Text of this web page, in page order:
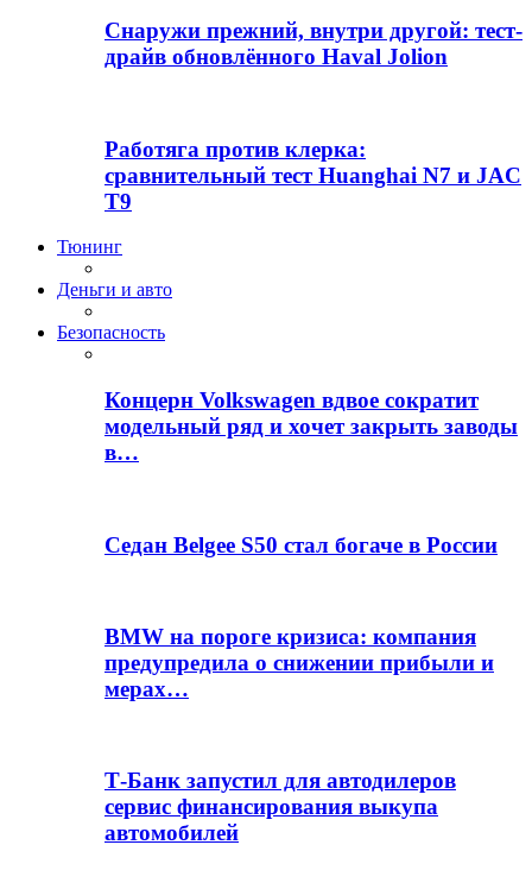
Снаружи прежний, внутри другой: тест-
драйв обновлённого Haval Jolion
Работяга против клерка:
сравнительный тест Huanghai N7 и JAC
T9
Тюнинг
Деньги и авто
Безопасность
Концерн Volkswagen вдвое сократит
модельный ряд и хочет закрыть заводы
в…
Седан Belgee S50 стал богаче в России
BMW на пороге кризиса: компания
предупредила о снижении прибыли и
мерах…
Т-Банк запустил для автодилеров
сервис финансирования выкупа
автомобилей